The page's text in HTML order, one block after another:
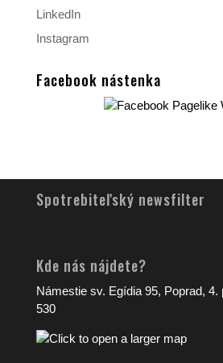
LinkedIn
Instagram
Facebook nástenka
Spotrebiteľský newsfilter
Kde nás nájdete?
Námestie sv. Egídia 95, Poprad,
530